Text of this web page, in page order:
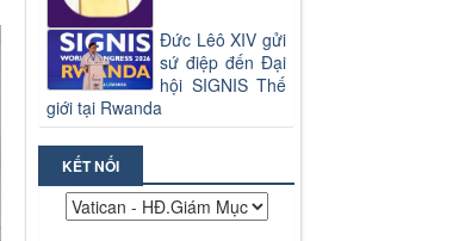
Đức Lêô XIV gửi
sứ điệp đến Đại
hội SIGNIS Thế
giới tại Rwanda
KẾT NỐI